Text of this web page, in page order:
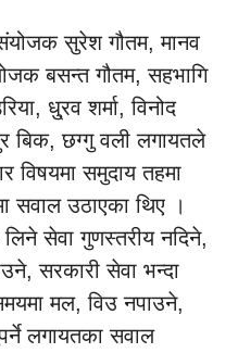
सुरेश गौतम, मानव
बसन्त गौतम, सहभागि
धु्रव शर्मा, विनोद
बिक, छग्गु वली लगायतले
विषयमा समुदाय तहमा
सवाल उठाएका थिए ।
सेवा गुणस्तरीय नदिने,
सरकारी सेवा भन्दा
मल, विउ नपाउने,
लगायतका सवाल